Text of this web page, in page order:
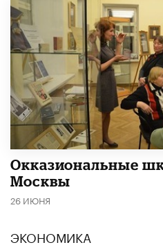
​Окказиональные
Москвы
26 ИЮНЯ
ЭКОНОМИКА